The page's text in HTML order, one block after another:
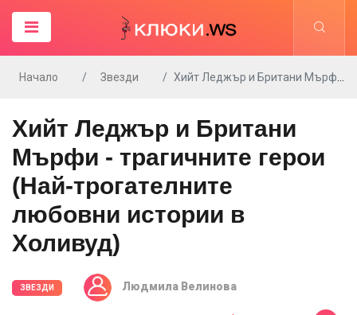
Начало Звезди Хийт Леджър и Британи Мърфи - трагичните герои (Най-трогателните любовни истории в Холивуд)
Хийт Леджър и Британи
Мърфи - трагичните герои
(Най-трогателните
любовни истории в
Холивуд)
ЗВЕЗДИ Людмила Велинова